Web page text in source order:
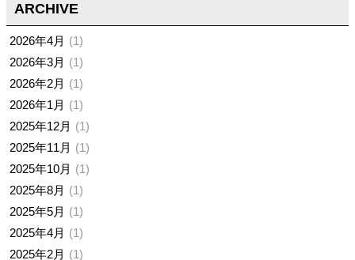
ARCHIVE
2026年4月
1
2026年3月
1
2026年2月
1
2026年1月
1
2025年12月
1
2025年11月
1
2025年10月
1
2025年8月
1
2025年5月
1
2025年4月
1
2025年2月
1